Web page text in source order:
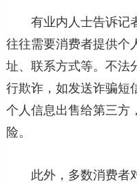
有业内人士告诉记
往往需要消费者提供个
址、联系方式等。不法
行欺诈，如发送诈骗短
个人信息出售给第三方
险。
此外，多数消费者